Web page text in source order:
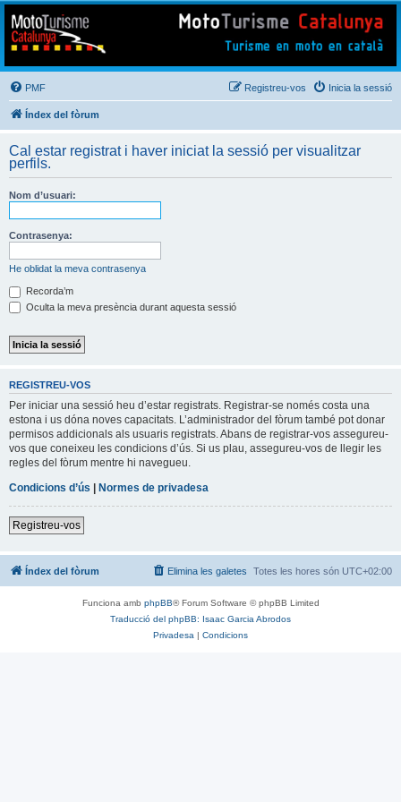
Mototurisme
Turisme en moto en català
PMF Inicia la sessió
Registreu-vos
Índex del fòrum
Cal estar registrat i haver iniciat la sessió per visualitzar
perfils.
Nom d’usuari:
Contrasenya:
He oblidat la meva contrasenya
Recorda’m
Oculta la meva presència durant aquesta sessió
REGISTREU-VOS
Per iniciar una sessió heu d’estar registrats. Registrar-se només costa una
estona i us dóna noves capacitats. L’administrador del fòrum també pot donar
permisos addicionals als usuaris registrats. Abans de registrar-vos assegureu-
vos que coneixeu les condicions d’ús. Si us plau, assegureu-vos de llegir les
regles del fòrum mentre hi navegueu.
Condicions d’ús | Normes de privadesa
Registreu-vos
Índex del fòrum Totes les hores són UTC+02:00
Elimina les galetes
Funciona amb phpBB® Forum Software © phpBB Limited
Traducció del phpBB: Isaac Garcia Abrodos
Privadesa | Condicions